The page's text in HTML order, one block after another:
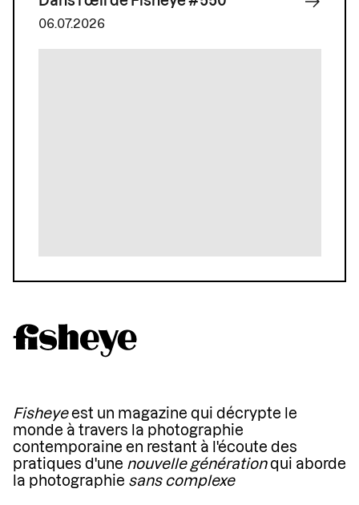
06.07.2026
Fisheyeest un magazine qui décrypte le
monde à travers la photographie
contemporaine en restant à l'écoute des
pratiques d'une nouvelle générationqui aborde
la photographie sans complexe